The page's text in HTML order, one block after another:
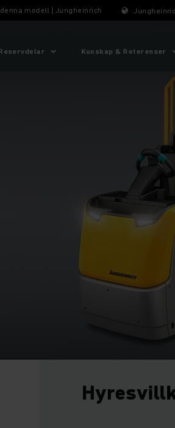
modell | Jungheinrich
Kunskap & Referenser